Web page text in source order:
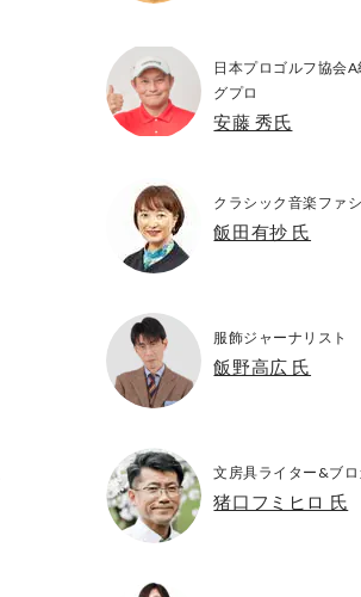
日本プロゴルフ協会
グプロ
安藤 秀氏
クラシック音楽ファ
飯田有抄 氏
服飾ジャーナリスト
飯野高広 氏
文房具ライター&ブロ
猪口フミヒロ 氏